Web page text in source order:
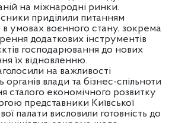
на міжнародні ринки.
приділили питанням
в умовах воєнного стану, зокрема
додаткових інструментів
господарювання до нових
їх відновленню.
на важливості
органів влади та бізнес-спільноти
сталого економічного розвитку
представники Київської
палати висловили готовність до